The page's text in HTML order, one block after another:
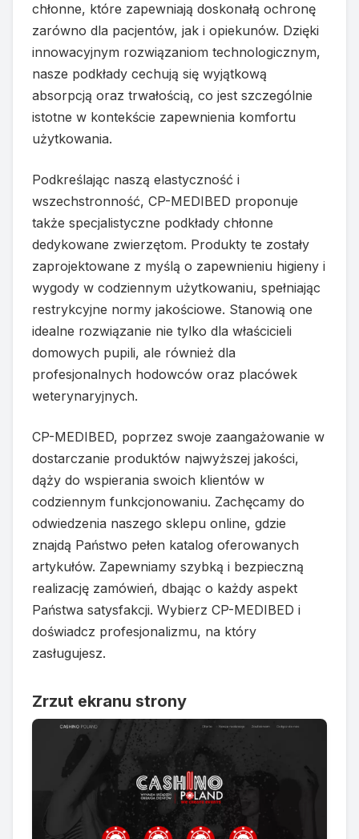
chłonne, które zapewniają doskonałą ochronę
zarówno dla pacjentów, jak i opiekunów. Dzięki
innowacyjnym rozwiązaniom technologicznym,
nasze podkłady cechują się wyjątkową
absorpcją oraz trwałością, co jest szczególnie
istotne w kontekście zapewnienia komfortu
użytkowania.
Podkreślając naszą elastyczność i
wszechstronność, CP-MEDIBED proponuje
także specjalistyczne podkłady chłonne
dedykowane zwierzętom. Produkty te zostały
zaprojektowane z myślą o zapewnieniu higieny i
wygody w codziennym użytkowaniu, spełniając
restrykcyjne normy jakościowe. Stanowią one
idealne rozwiązanie nie tylko dla właścicieli
domowych pupili, ale również dla
profesjonalnych hodowców oraz placówek
weterynaryjnych.
CP-MEDIBED, poprzez swoje zaangażowanie w
dostarczanie produktów najwyższej jakości,
dąży do wspierania swoich klientów w
codziennym funkcjonowaniu. Zachęcamy do
odwiedzenia naszego sklepu online, gdzie
znajdą Państwo pełen katalog oferowanych
artykułów. Zapewniamy szybką i bezpieczną
realizację zamówień, dbając o każdy aspekt
Państwa satysfakcji. Wybierz CP-MEDIBED i
doświadcz profesjonalizmu, na który
zasługujesz.
Zrzut ekranu strony